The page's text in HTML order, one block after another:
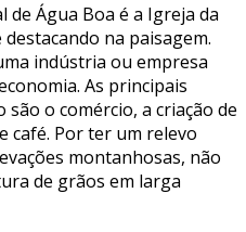
de Água Boa é a Igreja da
na paisagem.
indústria ou empresa
As principais
o comércio, a criação de
café. Por ter um relevo
montanhosas, não
de grãos em larga